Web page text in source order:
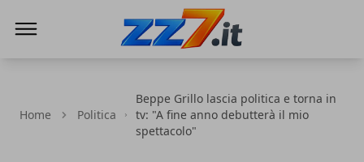
Home Politica
Beppe Grillo lascia politica e torna in
tv: "A fine anno debutterà il mio
spettacolo"